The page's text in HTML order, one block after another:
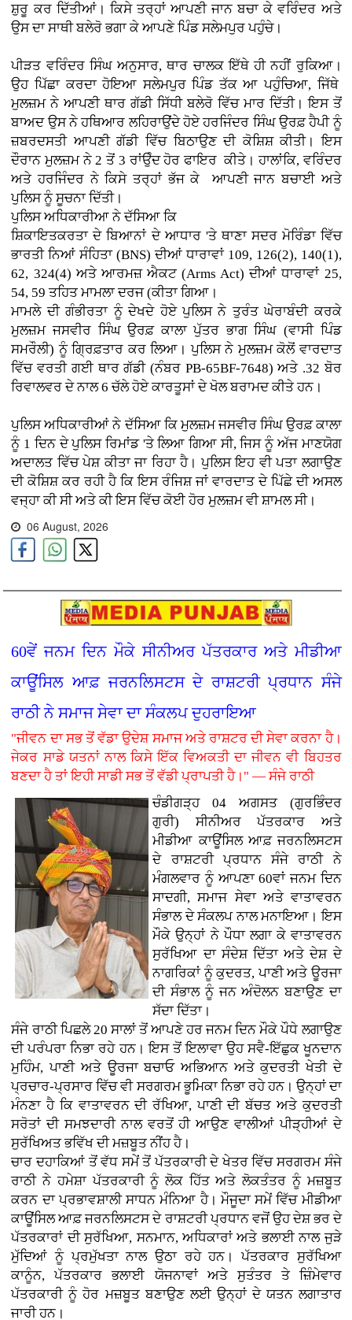
ਸ਼ੁਰੂ ਕਰ ਦਿੱਤੀਆਂ। ਕਿਸੇ ਤਰ੍ਹਾਂ ਆਪਣੀ ਜਾਨ ਬਚਾ ਕੇ ਵਰਿੰਦਰ ਅਤੇ
ਉਸ ਦਾ ਸਾਥੀ ਬਲੇਰੋ ਭਗਾ ਕੇ ਆਪਣੇ ਪਿੰਡ ਸਲੇਮਪੁਰ ਪਹੁੰਚੇ।
ਪੀੜਤ ਵਰਿੰਦਰ ਸਿੰਘ ਅਨੁਸਾਰ, ਥਾਰ ਚਾਲਕ ਇੱਥੇ ਹੀ ਨਹੀਂ ਰੁਕਿਆ।
ਉਹ ਪਿੱਛਾ ਕਰਦਾ ਹੋਇਆ ਸਲੇਮਪੁਰ ਪਿੰਡ ਤੱਕ ਆ ਪਹੁੰਚਿਆ, ਜਿੱਥੇ
ਮੁਲਜ਼ਮ ਨੇ ਆਪਣੀ ਥਾਰ ਗੱਡੀ ਸਿੱਧੀ ਬਲੇਰੋ ਵਿੱਚ ਮਾਰ ਦਿੱਤੀ। ਇਸ ਤੋਂ
ਬਾਅਦ ਉਸ ਨੇ ਹਥਿਆਰ ਲਹਿਰਾਉਂਦੇ ਹੋਏ ਹਰਜਿੰਦਰ ਸਿੰਘ ਉਰਫ਼ ਹੈਪੀ ਨੂੰ
ਜ਼ਬਰਦਸਤੀ ਆਪਣੀ ਗੱਡੀ ਵਿੱਚ ਬਿਠਾਉਣ ਦੀ ਕੋਸ਼ਿਸ਼ ਕੀਤੀ। ਇਸ
ਦੌਰਾਨ ਮੁਲਜ਼ਮ ਨੇ 2 ਤੋਂ 3 ਰਾਂਉੰਦ ਹੋਰ ਫਾਇਰ ਕੀਤੇ। ਹਾਲਾਂਕਿ, ਵਰਿੰਦਰ
ਅਤੇ ਹਰਜਿੰਦਰ ਨੇ ਕਿਸੇ ਤਰ੍ਹਾਂ ਭੱਜ ਕੇ ਆਪਣੀ ਜਾਨ ਬਚਾਈ ਅਤੇ
ਪੁਲਿਸ ਨੂੰ ਸੂਚਨਾ ਦਿੱਤੀ।
ਪੁਲਿਸ ਅਧਿਕਾਰੀਆ ਨੇ ਦੱਸਿਆ ਕਿ
ਸ਼ਿਕਾਇਤਕਰਤਾ ਦੇ ਬਿਆਨਾਂ ਦੇ ਆਧਾਰ 'ਤੇ ਥਾਣਾ ਸਦਰ ਮੋਰਿੰਡਾ ਵਿੱਚ
ਭਾਰਤੀ ਨਿਆਂ ਸੰਹਿਤਾ (BNS) ਦੀਆਂ ਧਾਰਾਵਾਂ 109, 126(2), 140(1),
62, 324(4) ਅਤੇ ਆਰਮਜ਼ ਐਕਟ (Arms Act) ਦੀਆਂ ਧਾਰਾਵਾਂ 25,
54, 59 ਤਹਿਤ ਮਾਮਲਾ ਦਰਜ (ਕੀਤਾ ਗਿਆ।
ਮਾਮਲੇ ਦੀ ਗੰਭੀਰਤਾ ਨੂੰ ਦੇਖਦੇ ਹੋਏ ਪੁਲਿਸ ਨੇ ਤੁਰੰਤ ਘੇਰਾਬੰਦੀ ਕਰਕੇ
ਮੁਲਜ਼ਮ ਜਸਵੀਰ ਸਿੰਘ ਉਰਫ਼ ਕਾਲਾ ਪੁੱਤਰ ਭਾਗ ਸਿੰਘ (ਵਾਸੀ ਪਿੰਡ
ਸਮਰੌਲੀ) ਨੂੰ ਗ੍ਰਿਫ਼ਤਾਰ ਕਰ ਲਿਆ। ਪੁਲਿਸ ਨੇ ਮੁਲਜ਼ਮ ਕੋਲੋਂ ਵਾਰਦਾਤ
ਵਿੱਚ ਵਰਤੀ ਗਈ ਥਾਰ ਗੱਡੀ (ਨੰਬਰ PB-65BF-7648) ਅਤੇ .32 ਬੋਰ
ਰਿਵਾਲਵਰ ਦੇ ਨਾਲ 6 ਚੱਲੇ ਹੋਏ ਕਾਰਤੂਸਾਂ ਦੇ ਖੋਲ ਬਰਾਮਦ ਕੀਤੇ ਹਨ।
ਪੁਲਿਸ ਅਧਿਕਾਰੀਆਂ ਨੇ ਦੱਸਿਆ ਕਿ ਮੁਲਜ਼ਮ ਜਸਵੀਰ ਸਿੰਘ ਉਰਫ਼ ਕਾਲਾ
ਨੂੰ 1 ਦਿਨ ਦੇ ਪੁਲਿਸ ਰਿਮਾਂਡ 'ਤੇ ਲਿਆ ਗਿਆ ਸੀ, ਜਿਸ ਨੂੰ ਅੱਜ ਮਾਣਯੋਗ
ਅਦਾਲਤ ਵਿੱਚ ਪੇਸ਼ ਕੀਤਾ ਜਾ ਰਿਹਾ ਹੈ। ਪੁਲਿਸ ਇਹ ਵੀ ਪਤਾ ਲਗਾਉਣ
ਦੀ ਕੋਸ਼ਿਸ਼ ਕਰ ਰਹੀ ਹੈ ਕਿ ਇਸ ਰੰਜਿਸ਼ ਜਾਂ ਵਾਰਦਾਤ ਦੇ ਪਿੱਛੇ ਦੀ ਅਸਲ
ਵਜ੍ਹਾ ਕੀ ਸੀ ਅਤੇ ਕੀ ਇਸ ਵਿੱਚ ਕੋਈ ਹੋਰ ਮੁਲਜ਼ਮ ਵੀ ਸ਼ਾਮਲ ਸੀ।
06 August, 2026
60ਵੇਂ ਜਨਮ ਦਿਨ ਮੌਕੇ ਸੀਨੀਅਰ ਪੱਤਰਕਾਰ ਅਤੇ ਮੀਡੀਆ
ਕਾਊਂਸਿਲ ਆਫ਼ ਜਰਨਲਿਸਟਸ ਦੇ ਰਾਸ਼ਟਰੀ ਪ੍ਰਧਾਨ ਸੰਜੇ
ਰਾਠੀ ਨੇ ਸਮਾਜ ਸੇਵਾ ਦਾ ਸੰਕਲਪ ਦੁਹਰਾਇਆ
"ਜੀਵਨ ਦਾ ਸਭ ਤੋਂ ਵੱਡਾ ਉਦੇਸ਼ ਸਮਾਜ ਅਤੇ ਰਾਸ਼ਟਰ ਦੀ ਸੇਵਾ ਕਰਨਾ ਹੈ।
ਜੇਕਰ ਸਾਡੇ ਯਤਨਾਂ ਨਾਲ ਕਿਸੇ ਇੱਕ ਵਿਅਕਤੀ ਦਾ ਜੀਵਨ ਵੀ ਬਿਹਤਰ
ਬਣਦਾ ਹੈ ਤਾਂ ਇਹੀ ਸਾਡੀ ਸਭ ਤੋਂ ਵੱਡੀ ਪ੍ਰਾਪਤੀ ਹੈ।" — ਸੰਜੇ ਰਾਠੀ
ਚੰਡੀਗੜ੍ਹ 04 ਅਗਸਤ (ਗੁਰਭਿੰਦਰ
ਗੁਰੀ)ਸੀਨੀਅਰ ਪੱਤਰਕਾਰ ਅਤੇ
ਮੀਡੀਆ ਕਾਊਂਸਿਲ ਆਫ਼ ਜਰਨਲਿਸਟਸ
ਦੇ ਰਾਸ਼ਟਰੀ ਪ੍ਰਧਾਨ ਸੰਜੇ ਰਾਠੀ ਨੇ
ਮੰਗਲਵਾਰ ਨੂੰ ਆਪਣਾ 60ਵਾਂ ਜਨਮ ਦਿਨ
ਸਾਦਗੀ, ਸਮਾਜ ਸੇਵਾ ਅਤੇ ਵਾਤਾਵਰਨ
ਸੰਭਾਲ ਦੇ ਸੰਕਲਪ ਨਾਲ ਮਨਾਇਆ। ਇਸ
ਮੌਕੇ ਉਨ੍ਹਾਂ ਨੇ ਪੌਧਾ ਲਗਾ ਕੇ ਵਾਤਾਵਰਨ
ਸੁਰੱਖਿਆ ਦਾ ਸੰਦੇਸ਼ ਦਿੱਤਾ ਅਤੇ ਦੇਸ਼ ਦੇ
ਨਾਗਰਿਕਾਂ ਨੂੰ ਕੁਦਰਤ, ਪਾਣੀ ਅਤੇ ਊਰਜਾ
ਦੀ ਸੰਭਾਲ ਨੂੰ ਜਨ ਅੰਦੋਲਨ ਬਣਾਉਣ ਦਾ
ਸੱਦਾ ਦਿੱਤਾ।
ਸੰਜੇ ਰਾਠੀ ਪਿਛਲੇ 20 ਸਾਲਾਂ ਤੋਂ ਆਪਣੇ ਹਰ ਜਨਮ ਦਿਨ ਮੌਕੇ ਪੌਧੇ ਲਗਾਉਣ
ਦੀ ਪਰੰਪਰਾ ਨਿਭਾ ਰਹੇ ਹਨ। ਇਸ ਤੋਂ ਇਲਾਵਾ ਉਹ ਸਵੈ-ਇੱਛੁਕ ਖੂਨਦਾਨ
ਮੁਹਿੰਮ, ਪਾਣੀ ਅਤੇ ਊਰਜਾ ਬਚਾਓ ਅਭਿਆਨ ਅਤੇ ਕੁਦਰਤੀ ਖੇਤੀ ਦੇ
ਪ੍ਰਚਾਰ-ਪ੍ਰਸਾਰ ਵਿੱਚ ਵੀ ਸਰਗਰਮ ਭੂਮਿਕਾ ਨਿਭਾ ਰਹੇ ਹਨ। ਉਨ੍ਹਾਂ ਦਾ
ਮੰਨਣਾ ਹੈ ਕਿ ਵਾਤਾਵਰਨ ਦੀ ਰੱਖਿਆ, ਪਾਣੀ ਦੀ ਬੱਚਤ ਅਤੇ ਕੁਦਰਤੀ
ਸਰੋਤਾਂ ਦੀ ਸਮਝਦਾਰੀ ਨਾਲ ਵਰਤੋਂ ਹੀ ਆਉਣ ਵਾਲੀਆਂ ਪੀੜ੍ਹੀਆਂ ਦੇ
ਸੁਰੱਖਿਅਤ ਭਵਿੱਖ ਦੀ ਮਜ਼ਬੂਤ ਨੀਂਹ ਹੈ।
ਚਾਰ ਦਹਾਕਿਆਂ ਤੋਂ ਵੱਧ ਸਮੇਂ ਤੋਂ ਪੱਤਰਕਾਰੀ ਦੇ ਖੇਤਰ ਵਿੱਚ ਸਰਗਰਮ ਸੰਜੇ
ਰਾਠੀ ਨੇ ਹਮੇਸ਼ਾ ਪੱਤਰਕਾਰੀ ਨੂੰ ਲੋਕ ਹਿੱਤ ਅਤੇ ਲੋਕਤੰਤਰ ਨੂੰ ਮਜ਼ਬੂਤ
ਕਰਨ ਦਾ ਪ੍ਰਭਾਵਸ਼ਾਲੀ ਸਾਧਨ ਮੰਨਿਆ ਹੈ। ਮੌਜੂਦਾ ਸਮੇਂ ਵਿੱਚ ਮੀਡੀਆ
ਕਾਊਂਸਿਲ ਆਫ਼ ਜਰਨਲਿਸਟਸ ਦੇ ਰਾਸ਼ਟਰੀ ਪ੍ਰਧਾਨ ਵਜੋਂ ਉਹ ਦੇਸ਼ ਭਰ ਦੇ
ਪੱਤਰਕਾਰਾਂ ਦੀ ਸੁਰੱਖਿਆ, ਸਨਮਾਨ, ਅਧਿਕਾਰਾਂ ਅਤੇ ਭਲਾਈ ਨਾਲ ਜੁੜੇ
ਮੁੱਦਿਆਂ ਨੂੰ ਪ੍ਰਮੁੱਖਤਾ ਨਾਲ ਉਠਾ ਰਹੇ ਹਨ। ਪੱਤਰਕਾਰ ਸੁਰੱਖਿਆ
ਕਾਨੂੰਨ, ਪੱਤਰਕਾਰ ਭਲਾਈ ਯੋਜਨਾਵਾਂ ਅਤੇ ਸੁਤੰਤਰ ਤੇ ਜ਼ਿੰਮੇਵਾਰ
ਪੱਤਰਕਾਰੀ ਨੂੰ ਹੋਰ ਮਜ਼ਬੂਤ ਬਣਾਉਣ ਲਈ ਉਨ੍ਹਾਂ ਦੇ ਯਤਨ ਲਗਾਤਾਰ
ਜਾਰੀ ਹਨ।